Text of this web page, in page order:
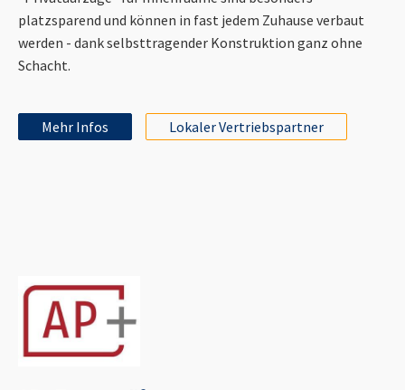
platzsparend und können in fast jedem Zuhause verbaut
werden - dank selbsttragender Konstruktion ganz ohne
Schacht.
Mehr Infos Lokaler Vertriebspartner